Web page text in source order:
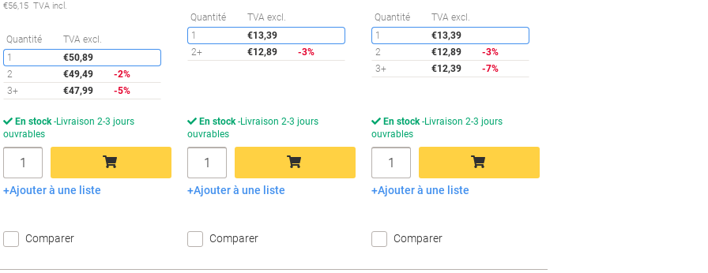
€56,15 TVA incl.
Quantité TVA excl.
Économies
1
€50,89
2
€49,49
-2%
3+
€47,99 -5%
En stock Livraison 2-3 jours
ouvrables
Quantité
Ajouter au panier
Ajouter à une liste
Comparer
Quantité TVA excl.
Économies
1
€13,39
2+
€12,89 -3%
En stock Livraison 2-3 jours
ouvrables
Quantité
Ajouter au panier
Ajouter à une liste
Comparer
Quantité TVA excl.
1
€13,39
2
€12,89
-3%
3+
€12,39 -7%
En stock Livraison 2-3 jours
ouvrables
Quantité
Ajouter au panier
Ajouter à une liste
Comparer